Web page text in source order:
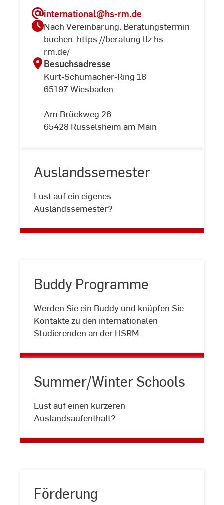
international@hs-rm.de
Nach Vereinbarung. Beratungstermin
buchen: https://beratung.llz.hs-
rm.de/
Besuchsadresse
Kurt-Schumacher-Ring 18
65197 Wiesbaden
Am Brückweg 26
65428 Rüsselsheim am Main
Auslandssemester
Lust auf ein eigenes
Auslandssemester?
Buddy Programme
Werden Sie ein Buddy und knüpfen Sie
Kontakte zu den internationalen
Studierenden an der HSRM.
Buddy
Programme
Summer/Winter Schools
Lust auf einen kürzeren
Auslandsaufenthalt?
Summer/Winter
Schools
Förderung